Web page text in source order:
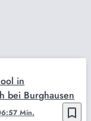
bookmark_border
Min.
in
bei Burghausen